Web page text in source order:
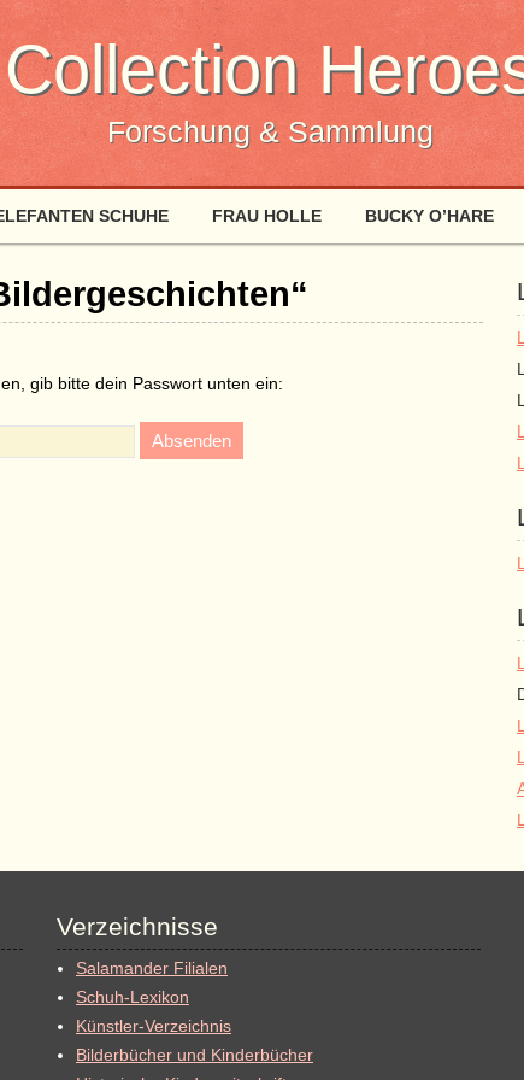
Collection
Forschung & Sammlung
SCHUHE FRAU HOLLE BUCKY O’HARE
gib bitte dein Passwort unten ein:
Verzeichnisse
Salamander Filialen
Schuh-Lexikon
Künstler-Verzeichnis
Bilderbücher und Kinderbücher